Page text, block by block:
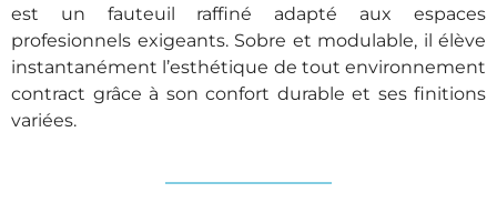
est un fauteuil raffiné adapté aux espaces
profesionnels exigeants. Sobre et modulable, il élève
instantanément l’esthétique de tout environnement
contract grâce à son confort durable et ses finitions
variées.